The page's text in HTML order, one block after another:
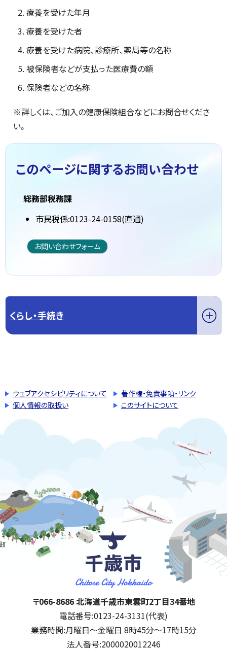
療養を受けた年月
療養を受けた者
療養を受けた病院、診療所、薬局等の名称
被保険者などが支払った医療費の額
保険者などの名称
※詳しくは、ご加入の健康保険組合などにお問合せくださ
い。
このページに関するお問い合わせ
総務部税務課
市民税係:0123-24-0158(直通)
お問い合わせフォーム
くらし・手続き
ウェブアクセシビリティについて
著作権・免責事項・リンク
個人情報の取扱い
このサイトについて
千歳市
住所:
〒066-8686 北海道千歳市東雲町2丁目34番地
電話番号:0123-24-3131(代表)
業務時間:月曜日～金曜日 8時45分～17時15分
法人番号:2000020012246